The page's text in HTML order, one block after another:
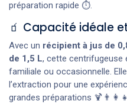
préparation rapide ⏱️.
🧃 Capacité idéale
Avec un récipient à jus de
de 1,5 L, cette centrifugeuse
familiale ou occasionnelle.
l’extraction pour une
grandes préparations